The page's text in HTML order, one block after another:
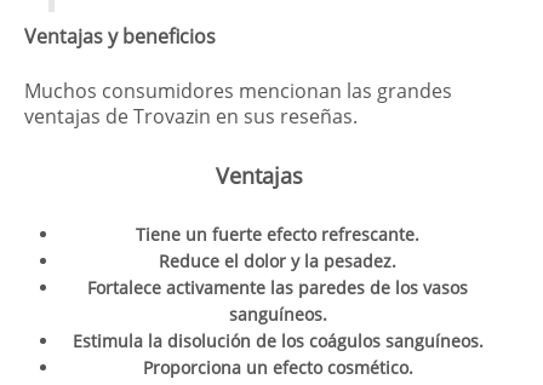
Ventajas y beneficios
Muchos consumidores mencionan las grandes
ventajas de Trovazin en sus reseñas.
Ventajas
Tiene un fuerte efecto refrescante.
Reduce el dolor y la pesadez.
Fortalece activamente las paredes de los vasos
sanguíneos.
Estimula la disolución de los coágulos sanguíneos.
Proporciona un efecto cosmético.